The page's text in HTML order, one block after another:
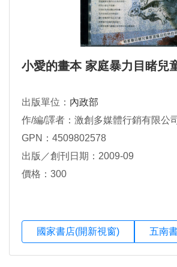
小愛的畫本 家庭暴力目睹兒
出版單位： 內政部
作/編/譯者：激創多媒體行銷有限公司
GPN：4509802578
出版／創刊日期：2009-09
價格：300
國家書店(開新視窗) 五南